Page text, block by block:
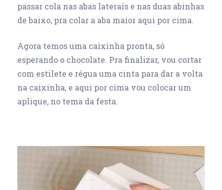
passar cola nas abas laterais e nas duas abinhas
de baixo, pra colar a aba maior aqui por cima.
Agora temos uma caixinha pronta, só
esperando o chocolate. Pra finalizar, vou cortar
com estilete e régua uma cinta para dar a volta
na caixinha, e aqui por cima vou colocar um
aplique, no tema da festa.